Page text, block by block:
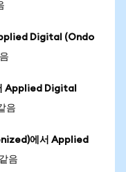
Digital (Ondo
Applied Digital
음
에서 Applied
음